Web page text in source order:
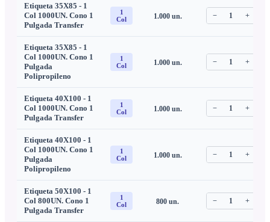
Etiqueta 35X85 - 1
Col 1000UN. Cono 1
Pulgada Transfer
1
Col
1.000un. − 1 +
Etiqueta 35X85 - 1
Col 1000UN. Cono 1
Pulgada
Polipropileno
1
Col
1.000un. − 1 +
Etiqueta 40X100 - 1
Col 1000UN. Cono 1
Pulgada Transfer
1
Col
1.000un. − 1 +
Etiqueta 40X100 - 1
Col 1000UN. Cono 1
Pulgada
Polipropileno
1
Col
1.000un. − 1 +
Etiqueta 50X100 - 1
Col 800UN. Cono 1
Pulgada Transfer
1
Col
800 un. − 1 +